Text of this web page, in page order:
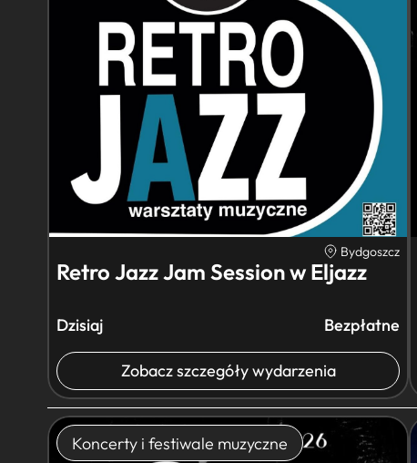
Bydgoszcz
Retro Jazz Jam Session w Eljazz
Dzisiaj Bezpłatne
Zobacz szczegóły wydarzenia
Koncerty i festiwale muzyczne